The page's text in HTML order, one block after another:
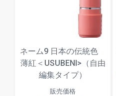
ネーム9 日本の伝統色
薄紅＜USUBENI>（自由
編集タイプ）
販売価格